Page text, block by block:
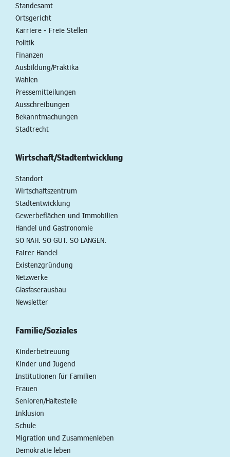
Standesamt
Ortsgericht
Karriere - Freie Stellen
Politik
Finanzen
Ausbildung/Praktika
Wahlen
Pressemitteilungen
Ausschreibungen
Bekanntmachungen
Stadtrecht
Wirtschaft/Stadtentwicklung
Standort
Wirtschaftszentrum
Stadtentwicklung
Gewerbeflächen und Immobilien
Handel und Gastronomie
SO NAH. SO GUT. SO LANGEN.
Fairer Handel
Existenzgründung
Netzwerke
Glasfaserausbau
Newsletter
Familie/Soziales
Kinderbetreuung
Kinder und Jugend
Institutionen für Familien
Frauen
Senioren/Haltestelle
Inklusion
Schule
Migration und Zusammenleben
Demokratie leben